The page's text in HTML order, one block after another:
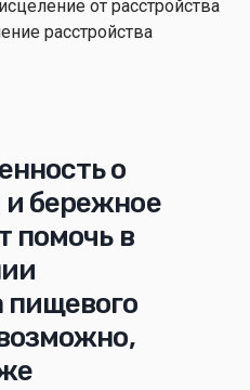
о
бережное
помочь в
пищевого